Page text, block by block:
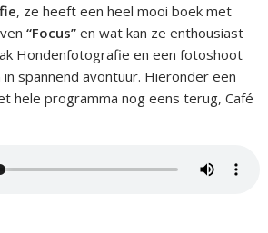
, ze heeft een heel mooi boek met
“Focus” en wat kan ze enthousiast
Hondenfotografie en een fotoshoot
in spannend avontuur. Hieronder een
hele programma nog eens terug, Café